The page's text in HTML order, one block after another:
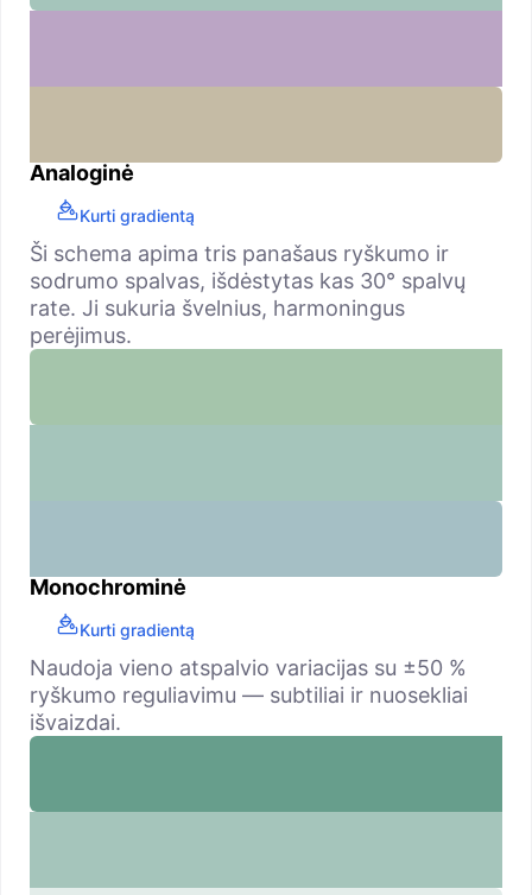
Analoginė
Kurti gradientą
Ši schema apima tris panašaus ryškumo ir
sodrumo spalvas, išdėstytas kas 30° spalvų
rate. Ji sukuria švelnius, harmoningus
perėjimus.
Monochrominė
Kurti gradientą
Naudoja vieno atspalvio variacijas su ±50 %
ryškumo reguliavimu — subtiliai ir nuosekliai
išvaizdai.